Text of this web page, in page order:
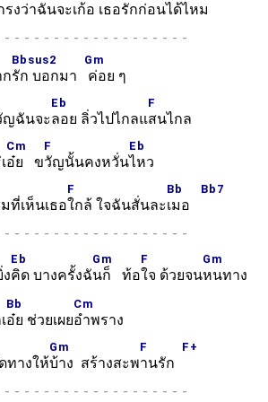
รงว่าฉันจะเก้อ เธอรักก่อนได้ไหม
-
Bbsus2
รัก บอกมา
Gm
ค่อย ๆ
ญฉันจะ
Eb
ลอย ลิ่วไปไกลแ
F
สนไกล
Cm
อ๋ย ข
F
วัญนั้นคงหวั่น
Eb
ไหว
ที่เห็นเธอ
F
ใกล้ ใจฉันสั่นละ
Bb
เมอ
Bb7
-
ง
Eb
คิด บางครั้งฉั
Gm
นก็ ท้อ
F
ใจ ด้วยจน
Gm
หนทาง
Bb
อ๋ย ช่วยเผย
Cm
อำพราง
ทางให้
Gm
บ้าง สร้างสะพ
F
านรัก
F+
-